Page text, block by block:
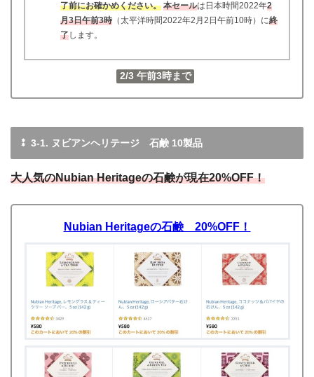
了前にお確かめください。 本セールは日本時間2022年2
月3日午前3時 （太平洋時間2022年2月2日午前10時）に終
了します。
2/3 午前3時まで
⁑ 3-1. ヌビアンヘリテージ 石鹸 10製品
大人気のNubian Heritageの石鹸が現在20%OFF！
Nubian Heritageの石鹸 20%OFF！